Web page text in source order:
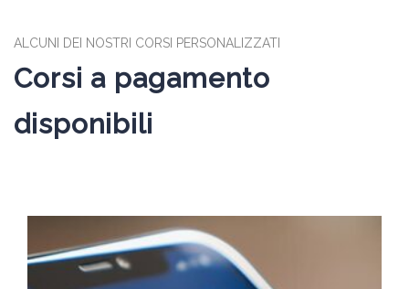
ALCUNI DEI NOSTRI CORSI PERSONALIZZATI
Corsi a pagamento
disponibili